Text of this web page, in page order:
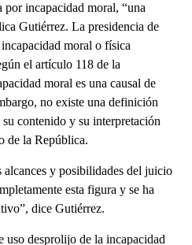
por incapacidad moral, “una
Gutiérrez. La presidencia de
moral o física
el artículo 118 de la
moral es una causal de
no existe una definición
contenido y su interpretación
de la República.
alcances y posibilidades del juicio
esta figura y se ha
dice Gutiérrez.
uso desprolijo de la incapacidad